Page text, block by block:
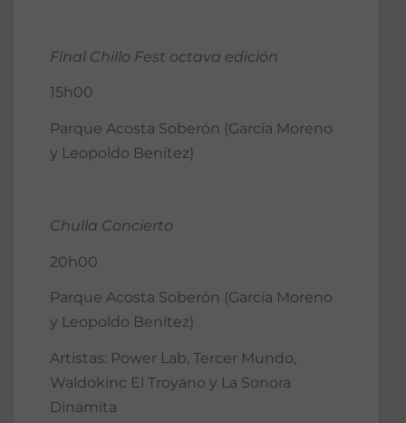
Final Chillo Fest octava edición
15h00
Parque Acosta Soberón (García Moreno
y Leopoldo Benítez)
Chulla Concierto
20h00
Parque Acosta Soberón (García Moreno
y Leopoldo Benítez)
Artistas: Power Lab, Tercer Mundo,
Waldokinc El Troyano y La Sonora
Dinamita